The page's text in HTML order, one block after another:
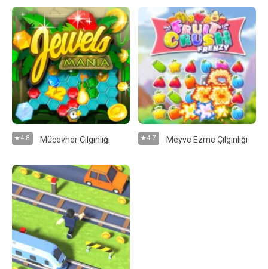
4.8 Mücevher Çılgınlığı 4.7 Meyve Ezme Çılgınlığı